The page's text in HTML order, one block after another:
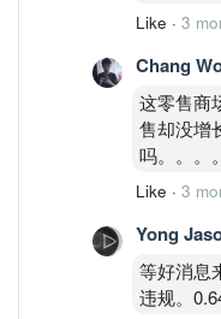
Like · 3
Chang
这零售商
售却没增
吗。。。。
Like · 3
Yong
等好消息
违规。